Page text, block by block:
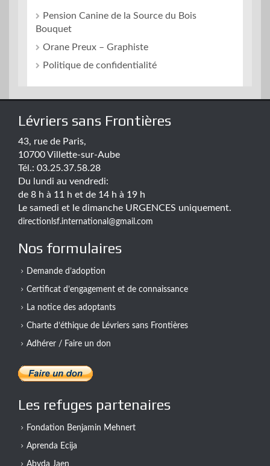
Pension Canine de la Source du Bois
Bouquet
Orane Preux – Graphiste
Politique de confidentialité
Lévriers sans Frontières
43, rue de Paris,
10700 Villette-sur-Aube
Tél.: 03.25.37.58.28
Du lundi au vendredi:
de 8 h à 11 h et de 14 h à 19 h
Le samedi et le dimanche URGENCES uniquement.
directionlsf.international@gmail.com
Nos formulaires
Demande d’adoption
Certificat d’engagement et de connaissance
La notice des adoptants
Charte d’éthique de Lévriers sans Frontières
Adhérer / Faire un don
Les refuges partenaires
Fondation Benjamin Mehnert
Aprenda Ecija